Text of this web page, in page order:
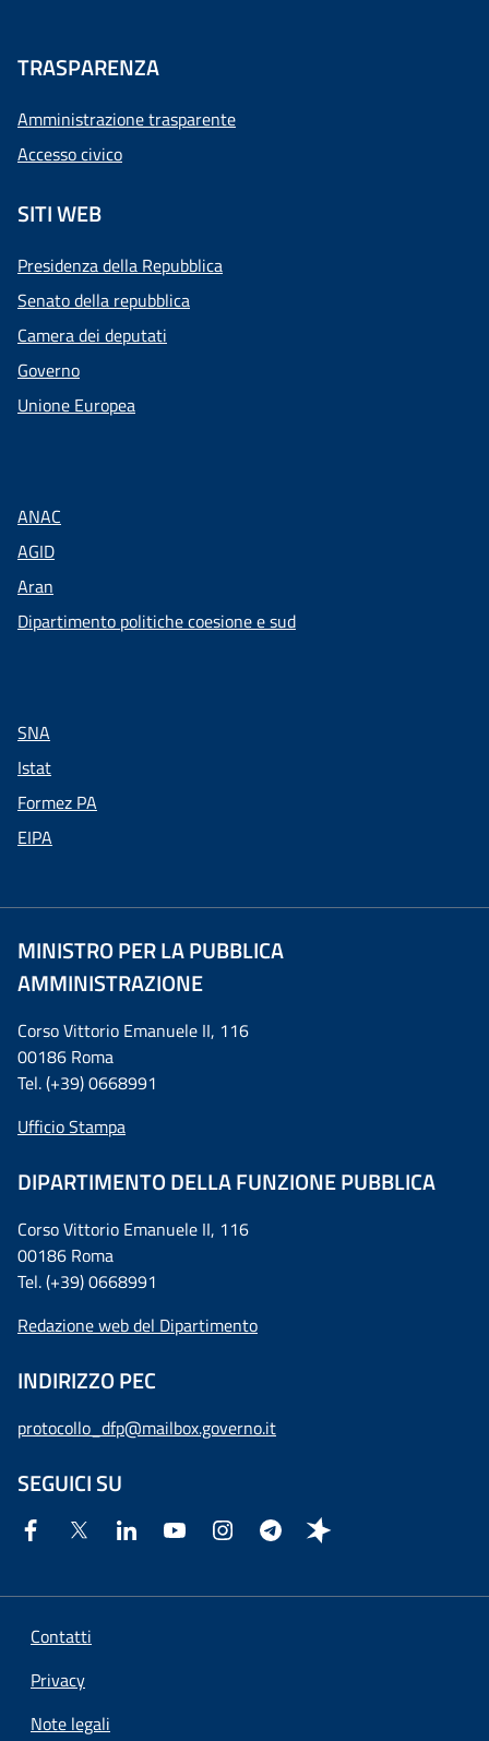
TRASPARENZA
Amministrazione trasparente
Accesso civico
SITI WEB
Presidenza della Repubblica
Senato della repubblica
Camera dei deputati
Governo
Unione Europea
ANAC
AGID
Aran
Dipartimento politiche coesione e sud
SNA
Istat
Formez PA
EIPA
MINISTRO PER LA PUBBLICA
AMMINISTRAZIONE
Corso Vittorio Emanuele II, 116
00186 Roma
Tel. (+39) 0668991
Ufficio Stampa
DIPARTIMENTO DELLA FUNZIONE PUBBLICA
Corso Vittorio Emanuele II, 116
00186 Roma
Tel. (+39) 0668991
Redazione web del Dipartimento
INDIRIZZO PEC
protocollo_dfp@mailbox.governo.it
SEGUICI SU
Contatti
Privacy
Note legali